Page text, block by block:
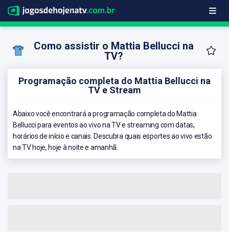
Como assistir o Mattia Bellucci na
TV?
Programação completa do Mattia Bellucci na
TV e Stream
Abaixo você encontrará a programação completa do Mattia
Bellucci para eventos ao vivo na TV e streaming com datas,
horários de início e canais. Descubra quais esportes ao vivo estão
na TV hoje, hoje à noite e amanhã.